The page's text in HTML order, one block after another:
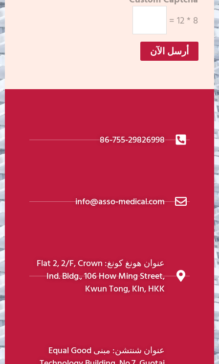
8
*
12
=
أرسل الآن
86-755-29826998
info@asso-medical.com
عنوان هونغ كونغ: Flat 2, 2/F, Crown
Ind. Bldg., 106 How Ming Street,
Kwun Tong, Kln, HKK
عنوان شنتشن: مبنى Equal Good